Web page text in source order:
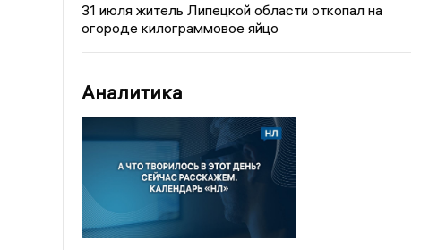
31 июля житель Липецкой области откопал на
огороде килограммовое яйцо
Аналитика